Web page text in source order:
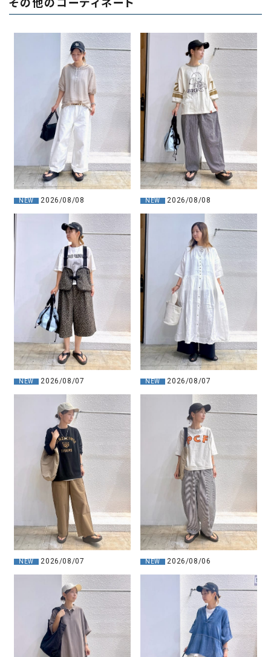
その他のコーディネート
NEW 2026/08/08 NEW 2026/08/08
NEW 2026/08/07 NEW 2026/08/07
NEW 2026/08/07 NEW 2026/08/06